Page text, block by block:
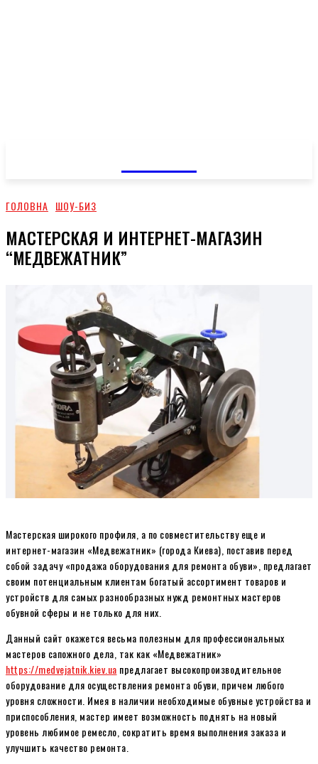
ГОЛОВНА ШОУ-БИЗ
МАСТЕРСКАЯ И ИНТЕРНЕТ-МАГАЗИН
“МЕДВЕЖАТНИК”
Мастерская широкого профиля, а по совместительству еще и
интернет-магазин «Медвежатник» (города Киева), поставив перед
собой задачу «продажа оборудования для ремонта обуви», предлагает
своим потенциальным клиентам богатый ассортимент товаров и
устройств для самых разнообразных нужд ремонтных мастеров
обувной сферы и не только для них.
Данный сайт окажется весьма полезным для профессиональных
мастеров сапожного дела, так как «Медвежатник»
https://medvejatnik.kiev.ua предлагает высокопроизводительное
оборудование для осуществления ремонта обуви, причем любого
уровня сложности. Имея в наличии необходимые обувные устройства и
приспособления, мастер имеет возможность поднять на новый
уровень любимое ремесло, сократить время выполнения заказа и
улучшить качество ремонта.